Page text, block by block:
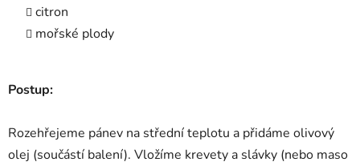
citron
mořské plody
Postup:
Rozehřejeme pánev na střední teplotu a přidáme olivový
olej (součástí balení). Vložíme krevety a slávky (nebo maso